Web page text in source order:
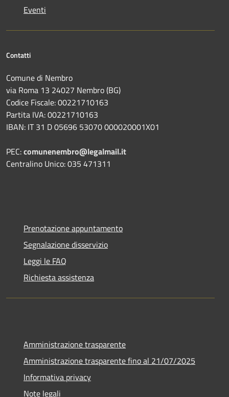
Eventi
Contatti
Comune di Nembro
via Roma 13 24027 Nembro (BG)
Codice Fiscale: 00221710163
Partita IVA: 00221710163
IBAN: IT 31 D 05696 53070 000020001X01
PEC:comunenembro@legalmail.it
Centralino Unico: 035 471311
Prenotazione appuntamento
Segnalazione disservizio
Leggi le FAQ
Richiesta assistenza
Amministrazione trasparente
Amministrazione trasparente fino al 21/07/2025
Informativa privacy
Note legali